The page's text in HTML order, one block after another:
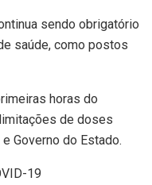
sendo obrigatório
saúde, como postos
horas do
de doses
Governo do Estado.
19